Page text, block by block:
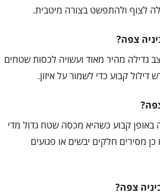
לצוף ולהתפשט בצורה מיטבית.
צפה?
גדילה מהיר מאוד ועשויה לכסות שטחים
דילול קבוע כדי לשמור על איזון.
קבוע כשהיא מכסה שטח גדול מדי
מסירים חלקים יבשים או פגועים
צפה?